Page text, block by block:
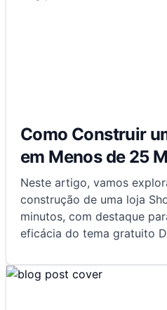
Como Construir
em Menos de 25
Neste artigo, vamos
construção de uma loja
minutos, com destaque
eficácia do tema gratuito